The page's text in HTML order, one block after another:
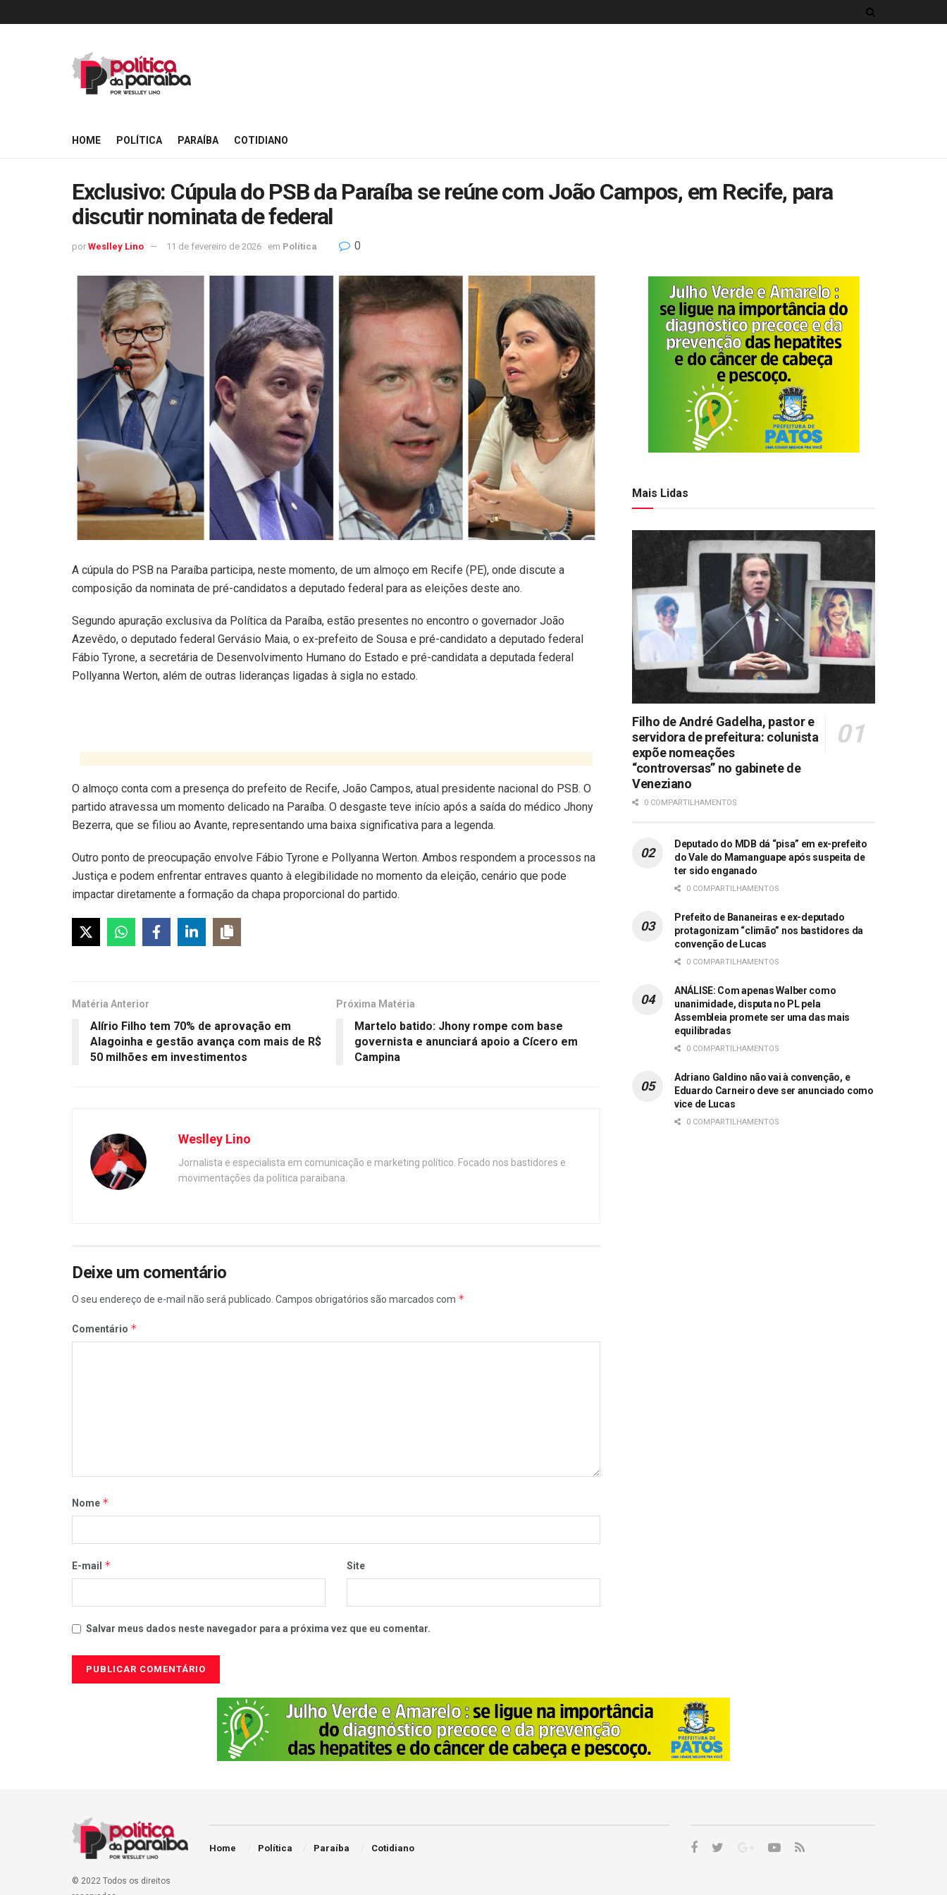
HOME POLÍTICA PARAÍBA COTIDIANO
Exclusivo: Cúpula do PSB da Paraíba se reúne com João Campos, em Recife, para
discutir nominata de federal
por Weslley Lino 11 de fevereiro de 2026 em Política 0
A cúpula do PSB na Paraíba participa, neste momento, de um almoço em Recife (PE), onde discute a
composição da nominata de pré-candidatos a deputado federal para as eleições deste ano.
Segundo apuração exclusiva da Política da Paraíba, estão presentes no encontro o governador João
Azevêdo, o deputado federal Gervásio Maia, o ex-prefeito de Sousa e pré-candidato a deputado federal
Fábio Tyrone, a secretária de Desenvolvimento Humano do Estado e pré-candidata a deputada federal
Pollyanna Werton, além de outras lideranças ligadas à sigla no estado.
O almoço conta com a presença do prefeito de Recife, João Campos, atual presidente nacional do PSB. O
partido atravessa um momento delicado na Paraíba. O desgaste teve início após a saída do médico Jhony
Bezerra, que se filiou ao Avante, representando uma baixa significativa para a legenda.
Outro ponto de preocupação envolve Fábio Tyrone e Pollyanna Werton. Ambos respondem a processos na
Justiça e podem enfrentar entraves quanto à elegibilidade no momento da eleição, cenário que pode
impactar diretamente a formação da chapa proporcional do partido.
Matéria Anterior
Alírio Filho tem 70% de aprovação em
Alagoinha e gestão avança com mais de R$
50 milhões em investimentos
Próxima Matéria
Martelo batido: Jhony rompe com base
governista e anunciará apoio a Cícero em
Campina
Weslley Lino
Jornalista e especialista em comunicação e marketing político. Focado nos bastidores e
movimentações da política paraibana.
Deixe um comentário
O seu endereço de e-mail não será publicado. Campos obrigatórios são marcados com *
Comentário *
Nome *
E-mail * Site
Salvar meus dados neste navegador para a próxima vez que eu comentar.
Mais Lidas
Filho de André Gadelha, pastor e
servidora de prefeitura: colunista
expõe nomeações
“controversas” no gabinete de
Veneziano
0 COMPARTILHAMENTOS
Deputado do MDB dá “pisa” em ex-prefeito
do Vale do Mamanguape após suspeita de
ter sido enganado
0 COMPARTILHAMENTOS
Prefeito de Bananeiras e ex-deputado
protagonizam “climão” nos bastidores da
convenção de Lucas
0 COMPARTILHAMENTOS
ANÁLISE: Com apenas Walber como
unanimidade, disputa no PL pela
Assembleia promete ser uma das mais
equilibradas
0 COMPARTILHAMENTOS
Adriano Galdino não vai à convenção, e
Eduardo Carneiro deve ser anunciado como
vice de Lucas
0 COMPARTILHAMENTOS
© 2022 Todos os direitos
Home Política Paraíba Cotidiano